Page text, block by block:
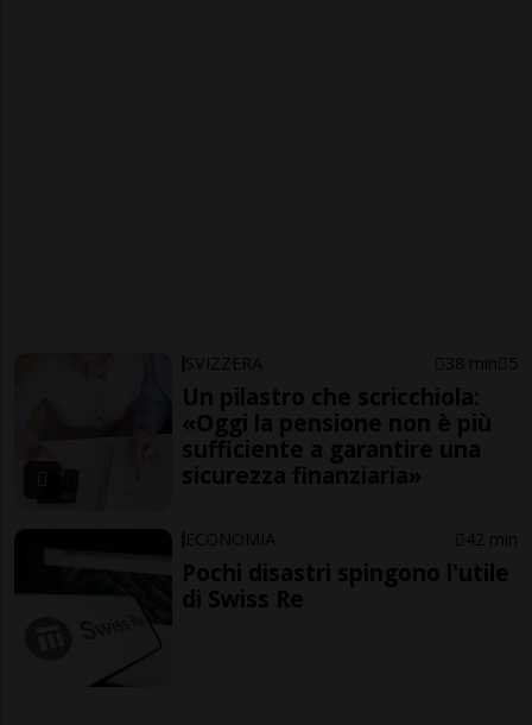
SVIZZERA 38 min 5
Un pilastro che scricchiola:
«Oggi la pensione non è più
sufficiente a garantire una
sicurezza finanziaria»
ECONOMIA 42 min
Pochi disastri spingono l'utile
di Swiss Re